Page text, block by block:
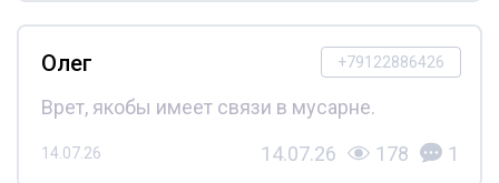
+79122886426
Олег
Врет, якобы имеет связи в мусарне.
14.07.26 14.07.26 178 1